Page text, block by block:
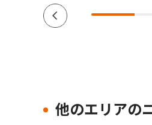
他のエリアの